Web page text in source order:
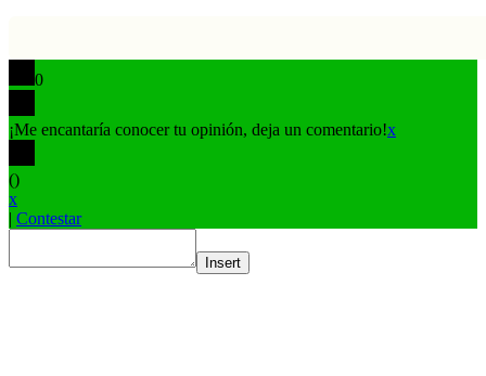
0
¡Me encantaría conocer tu opinión, deja un comentario!x
()
x
| Contestar
Insert